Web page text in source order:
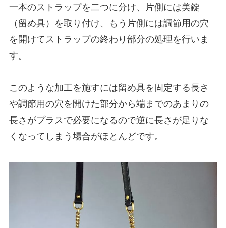
一本のストラップを二つに分け、片側には美錠
（留め具）を取り付け、もう片側には調節用の穴
を開けてストラップの終わり部分の処理を行いま
す。
このような加工を施すには留め具を固定する長さ
や調節用の穴を開けた部分から端までのあまりの
長さがプラスで必要になるので逆に長さが足りな
くなってしまう場合がほとんどです。